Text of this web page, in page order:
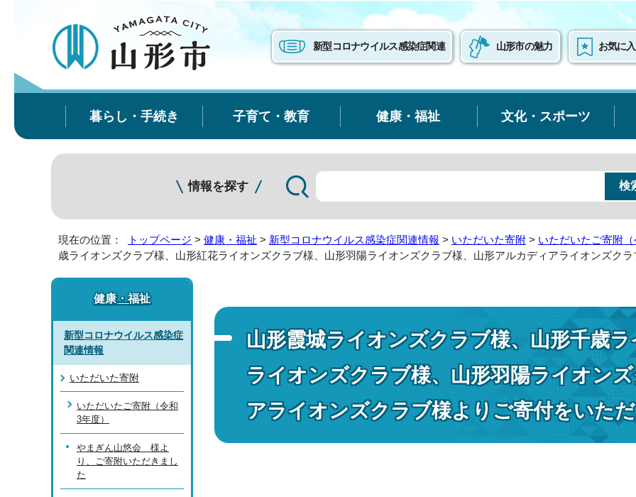
新型コロナウイルス感染症関連 山形市の魅力 お気に
暮らし・手続き 子育て・教育 健康・福祉 文化・スポーツ
情報を探す
現在の位置： トップページ > 健康・福祉 > 新型コロナウイルス感染症関連情報 > いただいた寄附 > いただいたご寄附
歳ライオンズクラブ様、山形紅花ライオンズクラブ様、山形羽陽ライオンズクラブ様、山形アルカディアライオンズク
山形霞城ライオンズクラブ様、山形千歳
ライオンズクラブ様、山形羽陽ライオン
アライオンズクラブ様よりご寄付をいた
健康・福祉
新型コロナウイルス感染症
関連情報
いただいた寄附
いただいたご寄附（令和
3年度）
やまぎん山悠会 様よ
り、ご寄附いただきまし
た